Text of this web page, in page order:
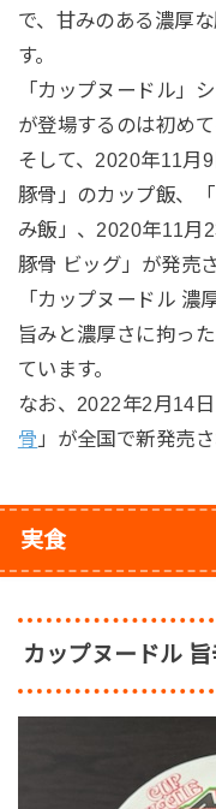
で、甘みのある濃厚
す。
「カップヌードル」
が登場するのは初め
そして、2020年11月
豚骨」のカップ飯、
み飯」、2020年11月
豚骨 ビッグ」が発売
「カップヌードル 濃
旨みと濃厚さに拘っ
ています。
なお、2022年2月14
骨 」が全国で新発売さ
実食
カップヌードル